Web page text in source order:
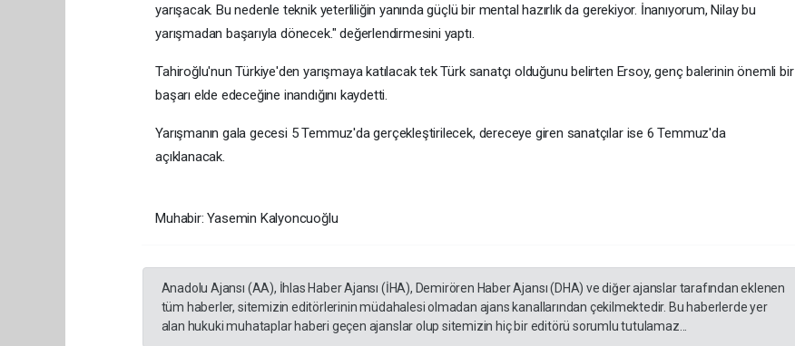
yarışacak. Bu nedenle teknik yeterliliğin yanında güçlü bir mental hazırlık da gerekiyor. İnanıyorum, Nilay bu
yarışmadan başarıyla dönecek." değerlendirmesini yaptı.
Tahiroğlu'nun Türkiye'den yarışmaya katılacak tek Türk sanatçı olduğunu belirten Ersoy, genç balerinin önemli bir
başarı elde edeceğine inandığını kaydetti.
Yarışmanın gala gecesi 5 Temmuz'da gerçekleştirilecek, dereceye giren sanatçılar ise 6 Temmuz'da
açıklanacak.
Muhabir: Yasemin Kalyoncuoğlu
Anadolu Ajansı (AA), İhlas Haber Ajansı (İHA), Demirören Haber Ajansı (DHA) ve diğer ajanslar tarafından eklenen
tüm haberler, sitemizin editörlerinin müdahalesi olmadan ajans kanallarından çekilmektedir. Bu haberlerde yer
alan hukuki muhataplar haberi geçen ajanslar olup sitemizin hiç bir editörü sorumlu tutulamaz...